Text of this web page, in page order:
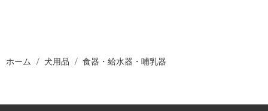
ホーム 犬用品 食器・給水器・哺乳器